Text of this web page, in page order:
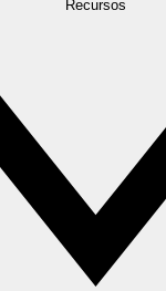
Recursos